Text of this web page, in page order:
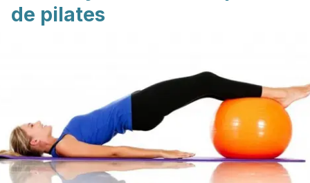
de pilates